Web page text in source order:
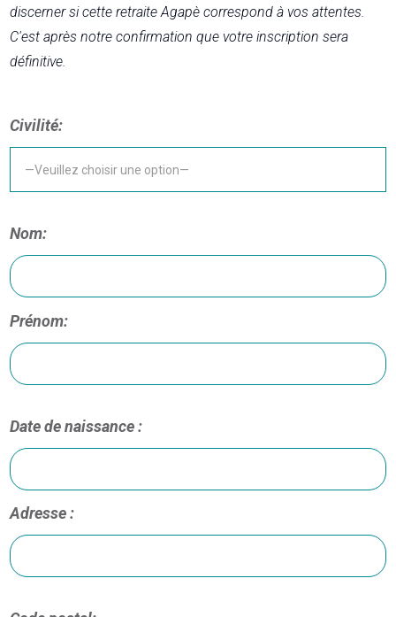
discerner si cette retraite Agapè correspond à vos attentes.
C'est après notre confirmation que votre inscription sera
définitive.
Civilité:
Nom:
Prénom:
Date de naissance :
Adresse :